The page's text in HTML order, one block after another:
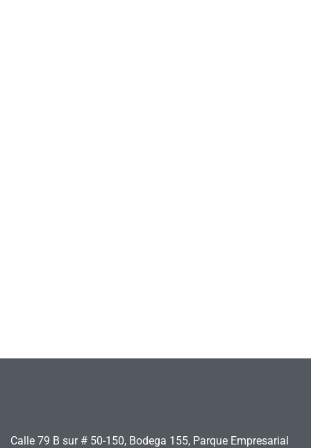
Calle 79 B sur # 50-150, Bodega 155, Parque Empresarial